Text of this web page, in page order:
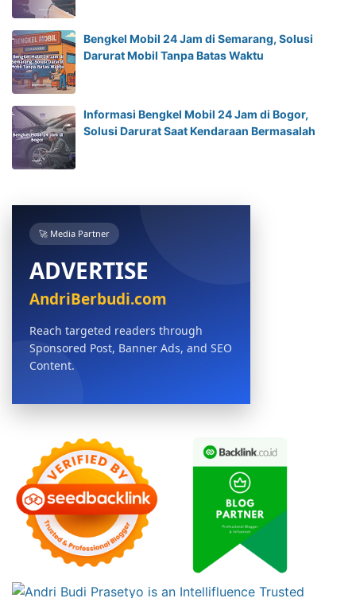
Bengkel Mobil 24 Jam di Semarang, Solusi
Darurat Mobil Tanpa Batas Waktu
Informasi Bengkel Mobil 24 Jam di Bogor,
Solusi Darurat Saat Kendaraan Bermasalah
🚀 Media Partner
ADVERTISE
AndriBerbudi.com
Reach targeted readers through
Sponsored Post, Banner Ads, and SEO
Content.